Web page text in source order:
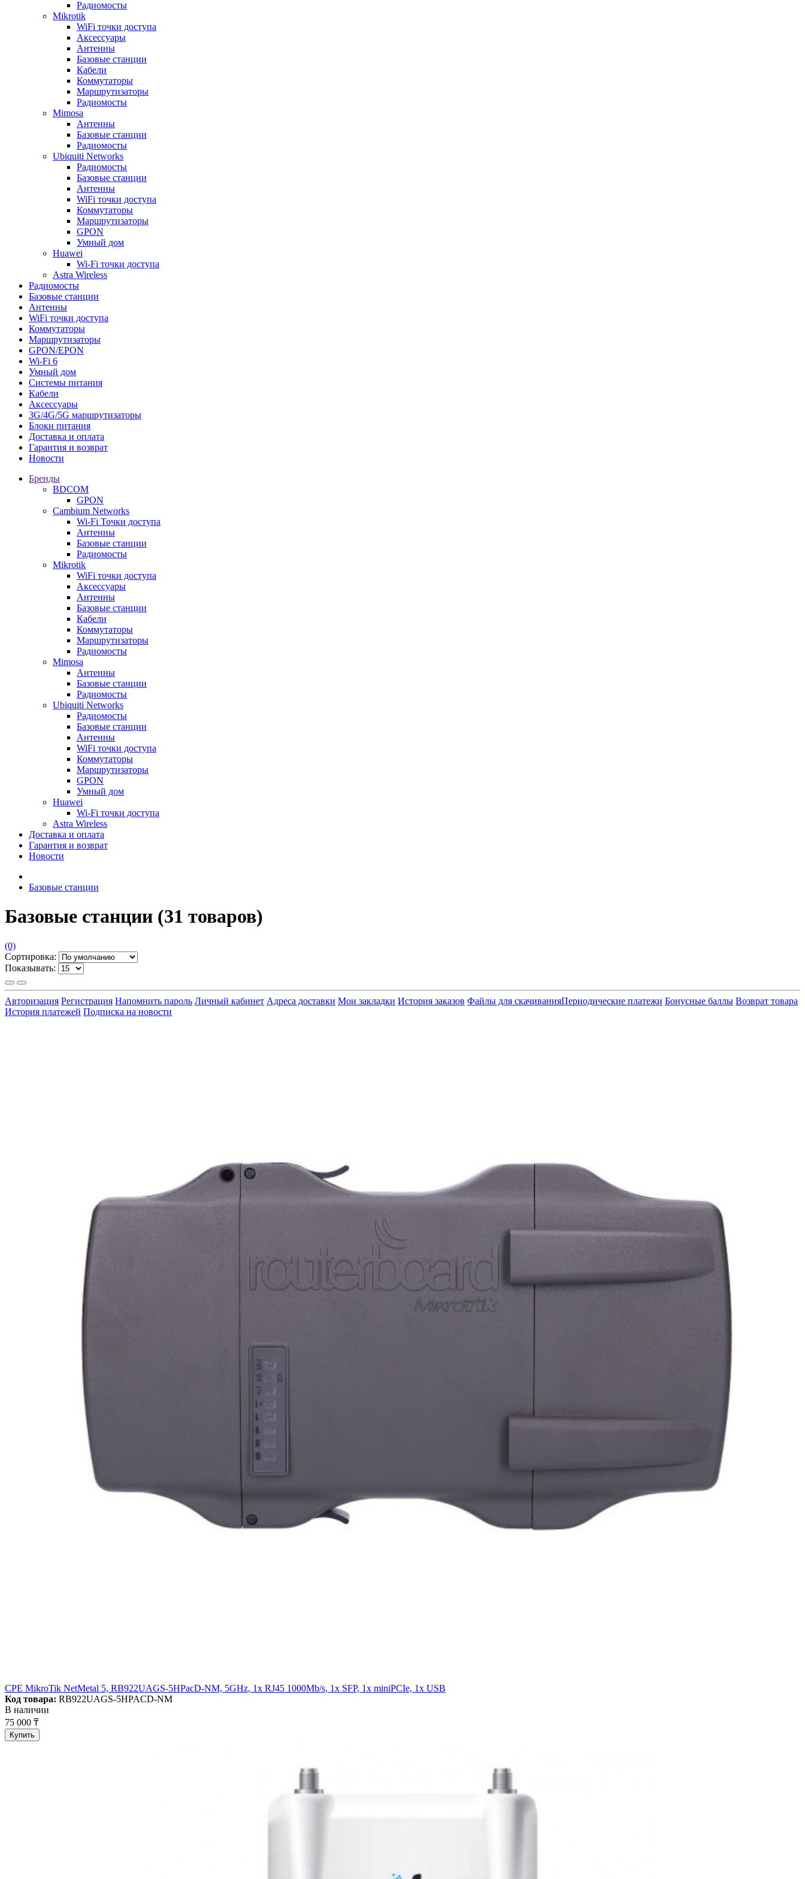
Радиомосты
Mikrotik
WiFi точки доступа
Аксессуары
Антенны
Базовые станции
Кабели
Коммутаторы
Маршрутизаторы
Радиомосты
Mimosa
Антенны
Базовые станции
Радиомосты
Ubiquiti Networks
Радиомосты
Базовые станции
Антенны
WiFi точки доступа
Коммутаторы
Маршрутизаторы
GPON
Умный дом
Huawei
Wi-Fi точки доступа
Astra Wireless
Радиомосты
Базовые станции
Антенны
WiFi точки доступа
Коммутаторы
Маршрутизаторы
GPON/EPON
Wi-Fi 6
Умный дом
Системы питания
Кабели
Аксессуары
3G/4G/5G маршрутизаторы
Блоки питания
Доставка и оплата
Гарантия и возврат
Новости
Бренды
BDCOM
GPON
Cambium Networks
Wi-Fi Точки доступа
Антенны
Базовые станции
Радиомосты
Mikrotik
WiFi точки доступа
Аксессуары
Антенны
Базовые станции
Кабели
Коммутаторы
Маршрутизаторы
Радиомосты
Mimosa
Антенны
Базовые станции
Радиомосты
Ubiquiti Networks
Радиомосты
Базовые станции
Антенны
WiFi точки доступа
Коммутаторы
Маршрутизаторы
GPON
Умный дом
Huawei
Wi-Fi точки доступа
Astra Wireless
Доставка и оплата
Гарантия и возврат
Новости
Базовые станции
Базовые станции (31 товаров)
(0)
Сортировка:
Показывать:
Авторизация Регистрация Напомнить пароль Личный кабинет Адреса доставки Мои закладки История заказов Файлы для скачиванияПериодические платежи Бонусные баллы Возврат товара
История платежей Подписка на новости
CPE MikroTik NetMetal 5, RB922UAGS-5HPacD-NM, 5GHz, 1x RJ45 1000Mb/s, 1x SFP, 1x miniPCIe, 1x USB
Код товара: RB922UAGS-5HPACD-NM
В наличии
75 000 ₸
Купить